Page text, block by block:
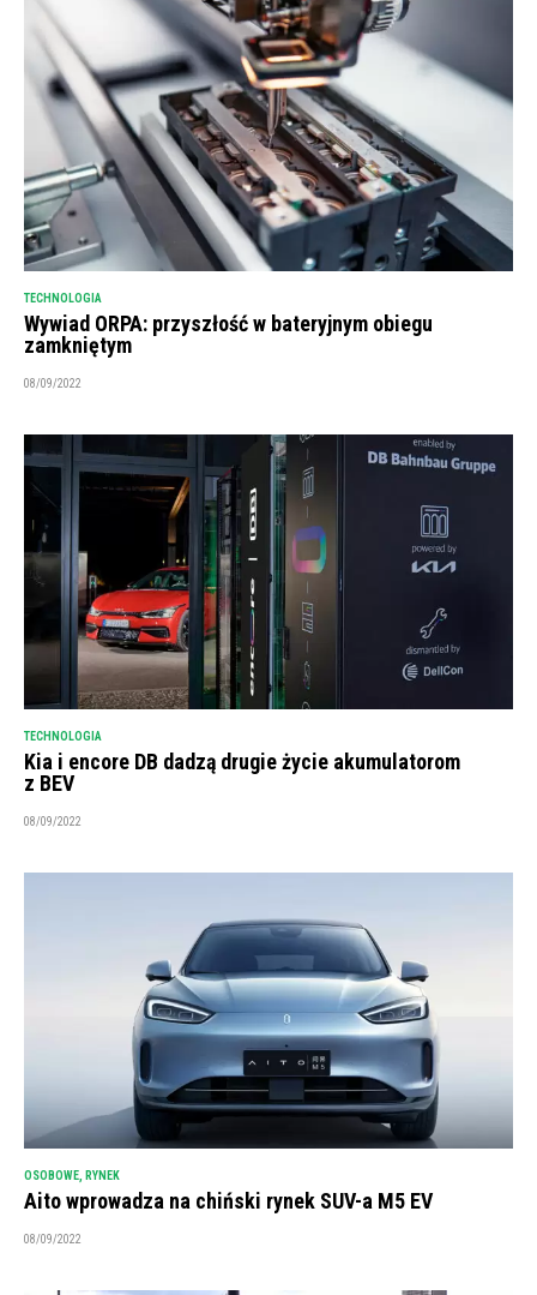
TECHNOLOGIA
Wywiad ORPA: przyszłość w bateryjnym obiegu
zamkniętym
08/09/2022
TECHNOLOGIA
Kia i encore DB dadzą drugie życie akumulatorom
z BEV
08/09/2022
OSOBOWE RYNEK
Aito wprowadza na chiński rynek SUV-a M5 EV
08/09/2022